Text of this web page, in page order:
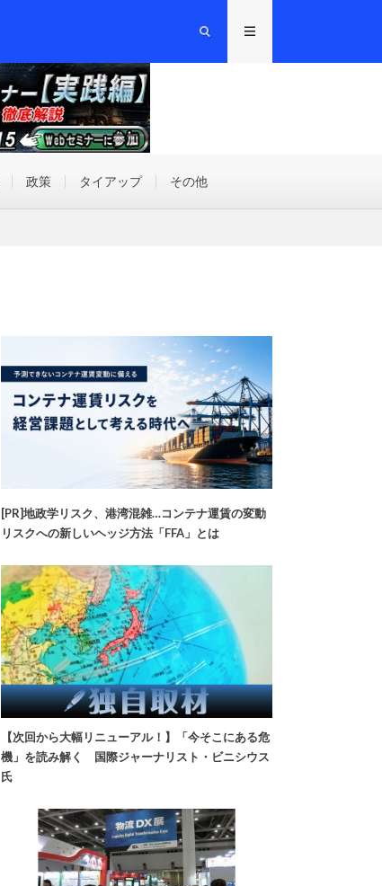
政策 タイアップ その他
[PR]地政学リスク、港湾混雑…コンテナ運賃の変動
リスクへの新しいヘッジ方法「FFA」とは
【次回から大幅リニューアル！】「今そこにある危
機」を読み解く 国際ジャーナリスト・ビニシウス
氏